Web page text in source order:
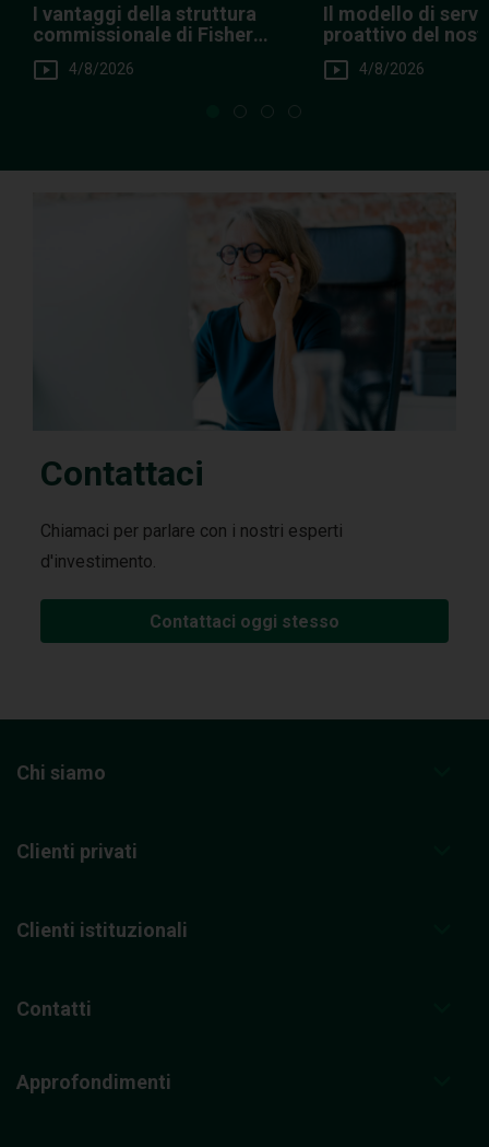
I vantaggi della struttura
commissionale di Fisher
Investments
4/8/2026
Il modello di
proattivo del
Clienti Privati
4/8/2026
Contattaci
Chiamaci per parlare con i nostri esperti
d'investimento.
Contattaci oggi stesso
Chi siamo
Clienti privati
Clienti istituzionali
Contatti
Approfondimenti